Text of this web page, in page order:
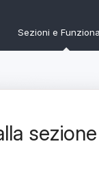
Sezioni e